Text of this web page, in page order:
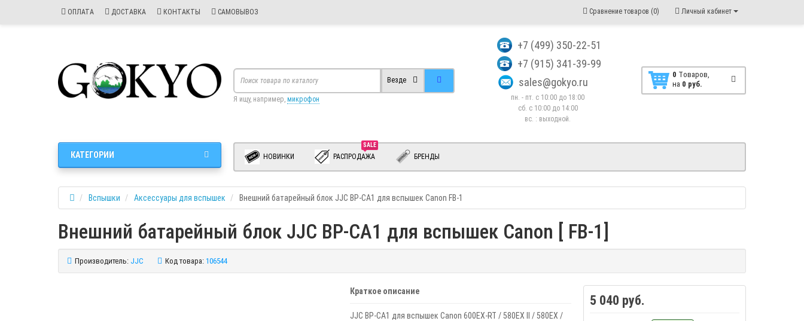
ОПЛАТА ДОСТАВКА КОНТАКТЫ САМОВЫВОЗ Личный кабинет
Сравнение товаров (0)
+7 (499) 350-22-51
+7 (915) 341-39-99
sales@gokyo.ru
пн. - пт. с 10:00 до 18:00
сб. c 10:00 до 14:00
вс. : выходной.
0 Tоваров,
на 0 руб.
Везде
Я ищу, например, микрофон
НОВИНКИ
SALE
РАСПРОДАЖА БРЕНДЫ
КАТЕГОРИИ
Вспышки Аксессуары для вспышек Внешний батарейный блок JJC BP-CA1 для вспышек Canon FB-1
Внешний батарейный блок JJC BP-CA1 для вспышек Canon [ FB-1]
Производитель: JJC Код товара: 106544
Краткое описание
JJC BP-CA1 для вспышек Canon 600EX-RT / 580EX II / 580EX /
5 040 руб.